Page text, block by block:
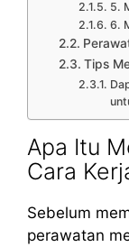
5.
6.
Tips
Apa Itu
Cara
Sebelum
perawatan